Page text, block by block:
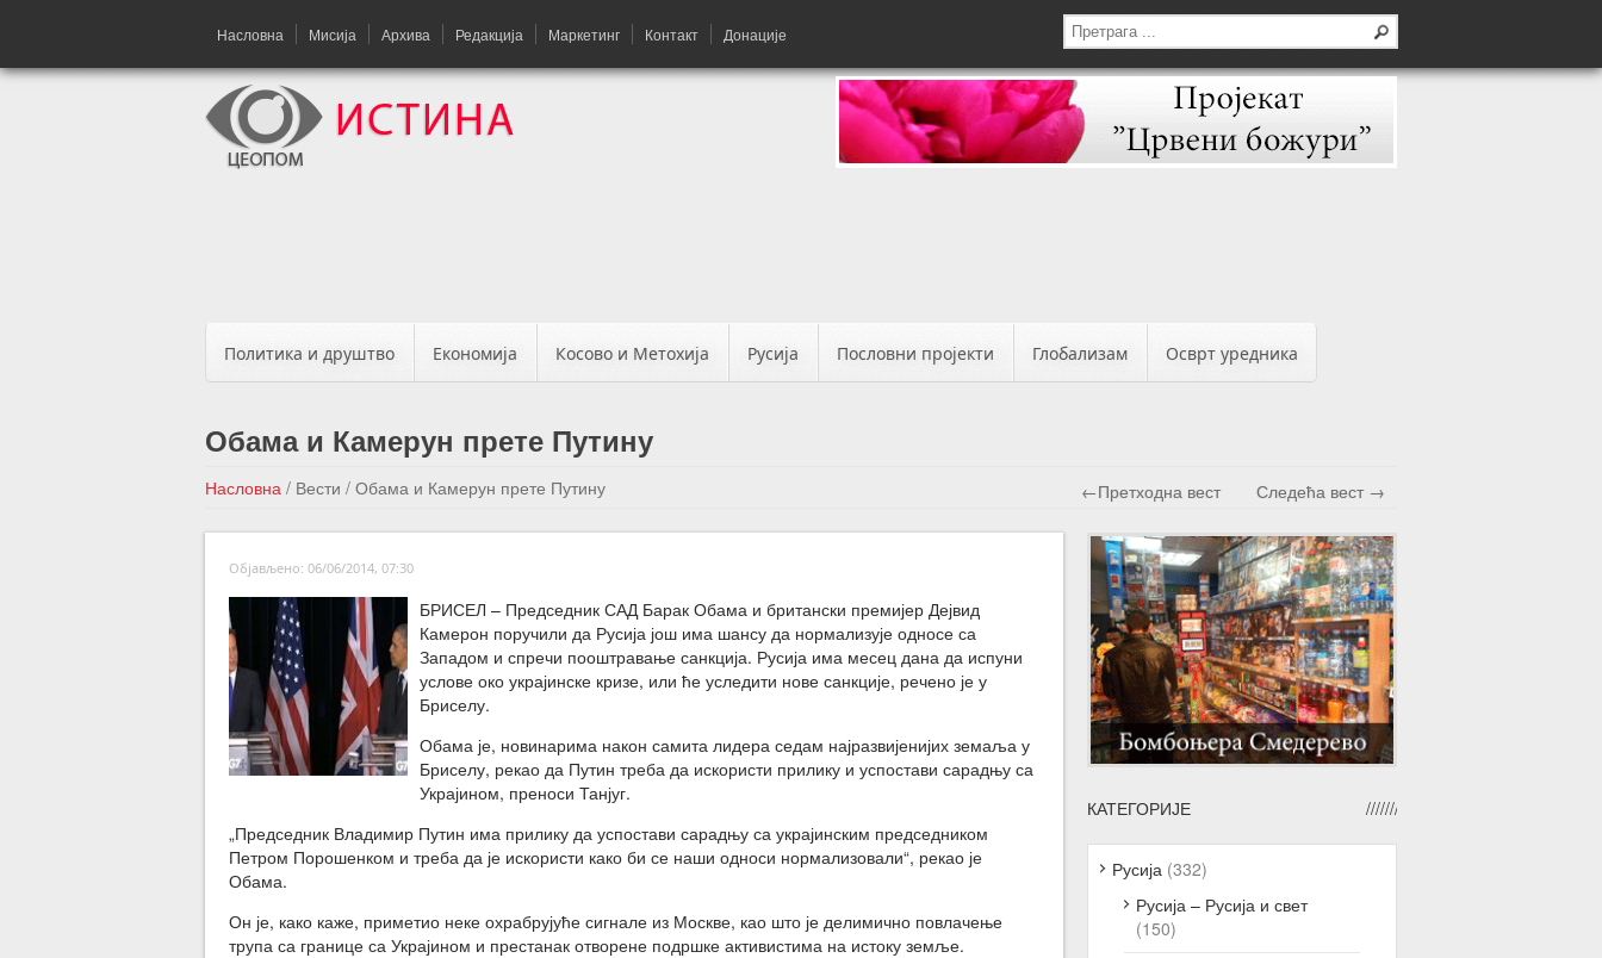
Насловна Мисија Архива Редакција Маркетинг Контакт Донације
Политика и друштво Економија Косово и Метохија Русија Пословни пројекти Глобализам Осврт уредника
Обама и Камерун прете Путину
Насловна / Вести / Обама и Камерун прете Путину ←Претходна вест Следећа вест →
Објављено: 06/06/2014, 07:30
БРИСЕЛ – Председник САД Барак Обама и британски премијер Дејвид
Камерон поручили да Русија још има шансу да нормализује односе са
Западом и спречи пооштравање санкција. Русија има месец дана да испуни
услове око украјинске кризе, или ће уследити нове санкције, речено је у
Бриселу.
Обама је, новинарима након самита лидера седам најразвијенијих земаља у
Бриселу, рекао да Путин треба да искористи прилику и успостави сарадњу са
Украјином, преноси Танјуг.
„Председник Владимир Путин има прилику да успостави сарадњу са украјинским председником
Петром Порошенком и треба да је искористи како би се наши односи нормализовали“, рекао је
Обама.
Он је, како каже, приметио неке охрабрујуће сигнале из Москве, као што је делимично повлачење
трупа са границе са Украјином и престанак отворене подршке активистима на истоку земље.
КАТЕГОРИЈЕ
Русија (332)
Русија – Русија и свет
(150)